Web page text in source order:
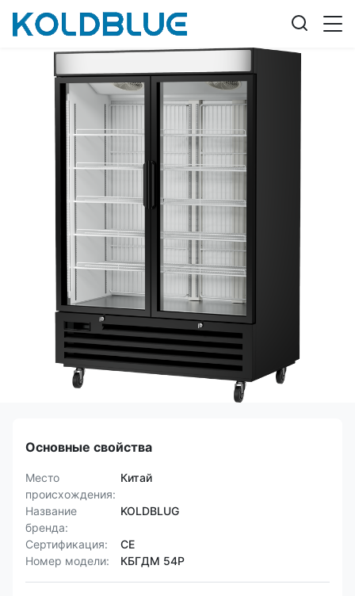
Основные свойства
Место
происхождения:
Китай
Название
бренда:
KOLDBLUG
Сертификация:
CE
Номер модели:
КБГДМ 54Р